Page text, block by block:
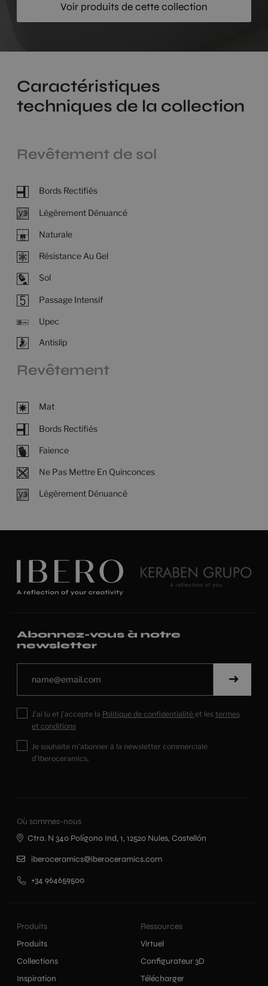
Voir produits de cette collection
Caractéristiques
techniques de la collection
Revêtement de sol
Bords Rectifiés
Légèrement Dénuancé
Naturale
Résistance Au Gel
Sol
Passage Intensif
Upec
Antislip
Revêtement
Mat
Bords Rectifiés
Faience
Ne Pas Mettre En Quinconces
Légèrement Dénuancé
Abonnez-vous à notre
newsletter
J’ai lu et j’accepte la Politique de confidentialité et les termes
et conditions
Je souhaite m’abonner à la newsletter commerciale
d’Iberoceramics.
Produits
Produits
Collections
Inspiration
Ressources
Virtuel
Configurateur 3D
Télécharger
Où sommes-nous
Ctra. N 340 Polígono Ind, 1, 12520 Nules, Castellón
iberoceramics@iberoceramics.com
+34 964659500